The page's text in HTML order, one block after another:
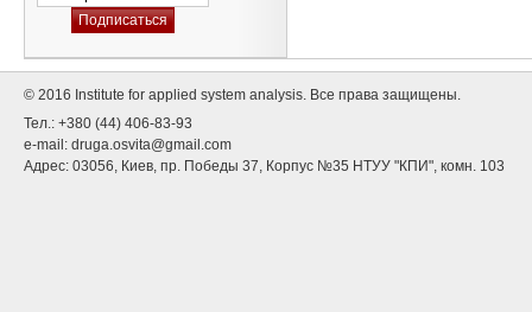
© 2016 Institute for applied system analysis. Все права защищены.
Тел.: +380 (44) 406-83-93
e-mail: druga.osvita@gmail.com
Адрес: 03056, Киев, пр. Победы 37, Корпус №35 НТУУ "КПИ", комн. 103